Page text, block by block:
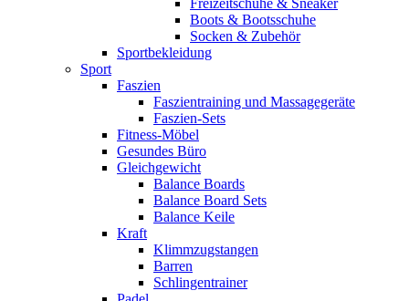
Freizeitschuhe & Sneaker
Boots & Bootsschuhe
Socken & Zubehör
Sportbekleidung
Sport
Faszien
Faszientraining und Massagegeräte
Faszien-Sets
Fitness-Möbel
Gesundes Büro
Gleichgewicht
Balance Boards
Balance Board Sets
Balance Keile
Kraft
Klimmzugstangen
Barren
Schlingentrainer